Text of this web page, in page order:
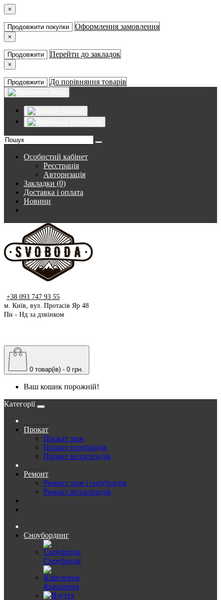
×
Продовжити покупки Оформлення замовлення
×
Продовжити Перейти до закладок
×
Продовжити До порівняння товарів
Особистий кабінет
Реєстрація
Авторизація
Закладки (0)
Доставка і оплата
Новини
+38 093 747 93 55
м. Київ, вул. Протасів Яр 48
Пн - Нд за дзвінком
0 товар(ів) - 0 грн.
Ваш кошик порожній!
Категорії
Прокат
Прокат лиж
Прокат сноубордів
Прокат велосипедів
Ремонт
Ремонт лиж і сноубордів
Ремонт велосипедів
Сноубординг
Сноуборди
Кріплення